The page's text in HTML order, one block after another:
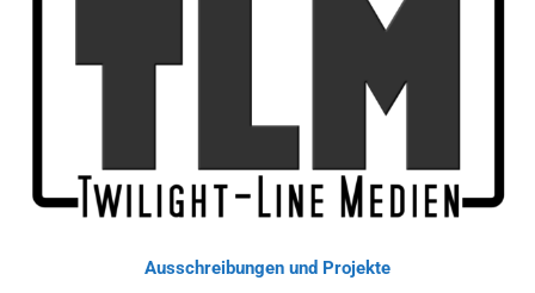
Ausschreibungen und Projekte